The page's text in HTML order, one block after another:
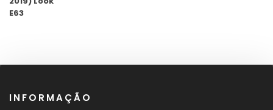
INFORMAÇÃO